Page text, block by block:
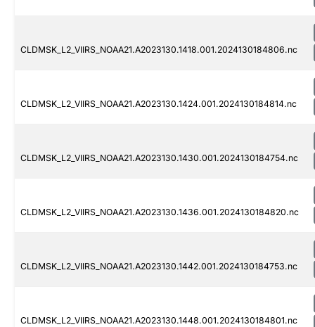
CLDMSK_L2_VIIRS_NOAA21.A2023130.1418.001.2024130184806.nc
CLDMSK_L2_VIIRS_NOAA21.A2023130.1424.001.2024130184814.nc
CLDMSK_L2_VIIRS_NOAA21.A2023130.1430.001.2024130184754.nc
CLDMSK_L2_VIIRS_NOAA21.A2023130.1436.001.2024130184820.nc
CLDMSK_L2_VIIRS_NOAA21.A2023130.1442.001.2024130184753.nc
CLDMSK_L2_VIIRS_NOAA21.A2023130.1448.001.2024130184801.nc